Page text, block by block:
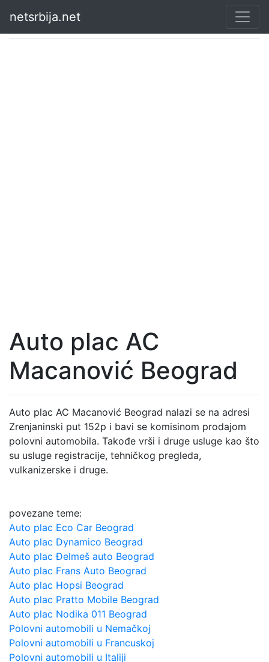
netsrbija.net
Auto plac AC
Macanović Beograd
Auto plac AC Macanović Beograd nalazi se na adresi
Zrenjaninski put 152p i bavi se komisinom prodajom
polovni automobila. Takođe vrši i druge usluge kao što
su usluge registracije, tehničkog pregleda,
vulkanizerske i druge.
povezane teme:
Auto plac Eco Car Beograd
Auto plac Dynamico Beograd
Auto plac Đelmeš auto Beograd
Auto plac Frans Auto Beograd
Auto plac Hopsi Beograd
Auto plac Pratto Mobile Beograd
Auto plac Nodika 011 Beograd
Polovni automobili u Nemačkoj
Polovni automobili u Francuskoj
Polovni automobili u Italiji